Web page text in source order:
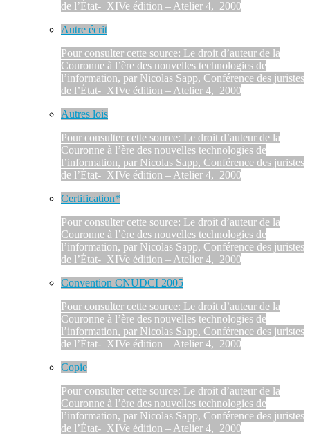
de l’État- XIVe édition – Atelier 4, 2000
Autre écrit
Pour consulter cette source: Le droit d’auteur de la
Couronne à l’ère des nouvelles technologies de
l’information, par Nicolas Sapp, Conférence des juristes
de l’État- XIVe édition – Atelier 4, 2000
Autres lois
Pour consulter cette source: Le droit d’auteur de la
Couronne à l’ère des nouvelles technologies de
l’information, par Nicolas Sapp, Conférence des juristes
de l’État- XIVe édition – Atelier 4, 2000
Certification*
Pour consulter cette source: Le droit d’auteur de la
Couronne à l’ère des nouvelles technologies de
l’information, par Nicolas Sapp, Conférence des juristes
de l’État- XIVe édition – Atelier 4, 2000
Convention CNUDCI 2005
Pour consulter cette source: Le droit d’auteur de la
Couronne à l’ère des nouvelles technologies de
l’information, par Nicolas Sapp, Conférence des juristes
de l’État- XIVe édition – Atelier 4, 2000
Copie
Pour consulter cette source: Le droit d’auteur de la
Couronne à l’ère des nouvelles technologies de
l’information, par Nicolas Sapp, Conférence des juristes
de l’État- XIVe édition – Atelier 4, 2000